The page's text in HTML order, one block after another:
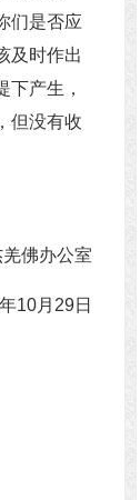
们是否应
及时作出
产生，
但没有收
佛办公室
10月29日